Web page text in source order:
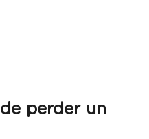
perder un